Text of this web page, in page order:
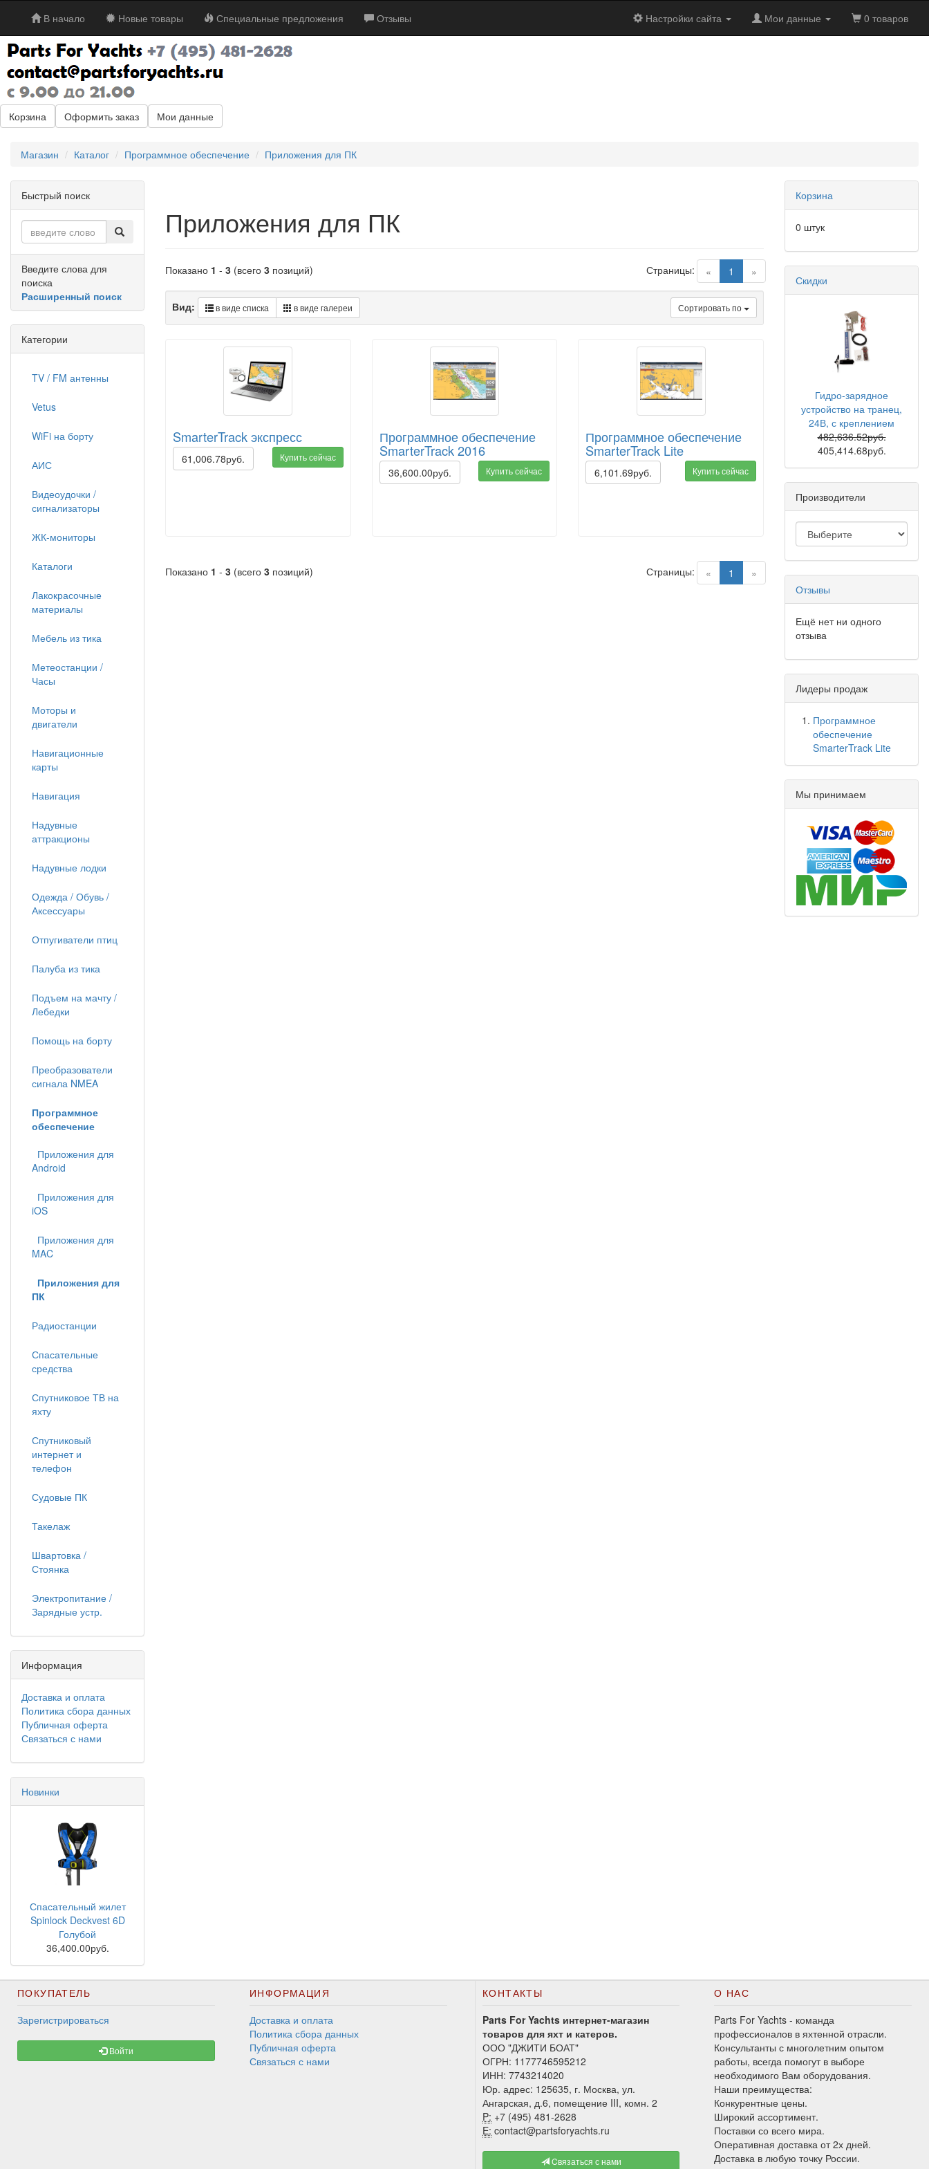
В начало Новые товары Специальные предложения Отзывы Настройки сайта Мои данные 0 товаров
Корзина Оформить заказ Мои данные
Магазин Каталог Программное обеспечение Приложения для ПК
Приложения для ПК
Показано 1 - 3 (всего 3 позиций) « 1 (current)
»
Страницы:
Сортировать по
Вид: в виде списка в виде галереи
SmarterTrack экспресс
61,006.78руб. Купить сейчас
Программное обеспечение
SmarterTrack 2016
36,600.00руб. Купить сейчас
Программное обеспечение
SmarterTrack Lite
6,101.69руб. Купить сейчас
Показано 1 - 3 (всего 3 позиций) « 1 (current)
»
Страницы:
Быстрый поиск
Введите слова для
поиска
Расширенный поиск
Категории
TV / FM антенны
Vetus
WiFi на борту
АИС
Видеоудочки /
сигнализаторы
ЖК-мониторы
Каталоги
Лакокрасочные
материалы
Мебель из тика
Метеостанции /
Часы
Моторы и
двигатели
Навигационные
карты
Навигация
Надувные
аттракционы
Надувные лодки
Одежда / Обувь /
Аксессуары
Отпугиватели птиц
Палуба из тика
Подъем на мачту /
Лебедки
Помощь на борту
Преобразователи
сигнала NMEA
Программное
обеспечение
Приложения для
Android
Приложения для
iOS
Приложения для
MAC
Приложения для
ПК
Радиостанции
Спасательные
средства
Спутниковое ТВ на
яхту
Спутниковый
интернет и
телефон
Судовые ПК
Такелаж
Швартовка /
Стоянка
Электропитание /
Зарядные устр.
Информация
Доставка и оплата
Политика сбора данных
Публичная оферта
Связаться с нами
Новинки
Спасательный жилет
Spinlock Deckvest 6D
Голубой
36,400.00руб.
Корзина
0 штук
Скидки
Гидро-зарядное
устройство на транец,
24В, с креплением
482,636.52руб.
405,414.68руб.
Производители
Отзывы
Ещё нет ни одного
отзыва
Лидеры продаж
Программное
обеспечение
SmarterTrack Lite
Мы принимаем
ПОКУПАТЕЛЬ
Зарегистрироваться
Войти
ИНФОРМАЦИЯ
Доставка и оплата
Политика сбора данных
Публичная оферта
Связаться с нами
КОНТАКТЫ
Parts For Yachts интернет-магазин
товаров для яхт и катеров.
ООО "ДЖИТИ БОАТ"
ОГРН: 1177746595212
ИНН: 7743214020
Юр. адрес: 125635, г. Москва, ул.
Ангарская, д.6, помещение III, комн. 2
P: +7 (495) 481-2628
E: contact@partsforyachts.ru
Cвязаться с нами
О НАС
Parts For Yachts - команда
профессионалов в яхтенной отрасли.
Консультанты с многолетним опытом
работы, всегда помогут в выборе
необходимого Вам оборудования.
Наши преимущества:
Конкурентные цены.
Широкий ассортимент.
Поставки со всего мира.
Оперативная доставка от 2х дней.
Доставка в любую точку России.